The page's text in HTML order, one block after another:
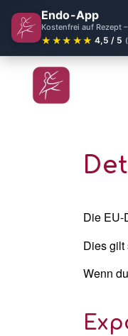
Endo-App
Kostenfrei auf Rezept
★★★★★ 4,5 / 5
Die EU-
Dies gilt
Wenn